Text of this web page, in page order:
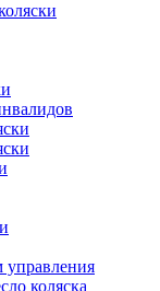
управления
коляска